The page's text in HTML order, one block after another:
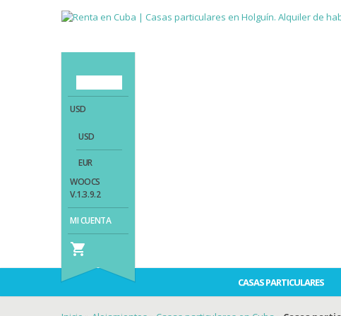
USD
USD
EUR
WOOCS
V.1.3.9.2
MI CUENTA

CASAS PARTICULARES